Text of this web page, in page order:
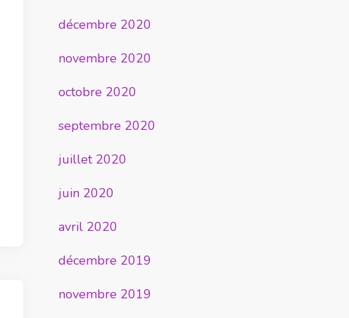
décembre 2020
novembre 2020
octobre 2020
septembre 2020
juillet 2020
juin 2020
avril 2020
décembre 2019
novembre 2019